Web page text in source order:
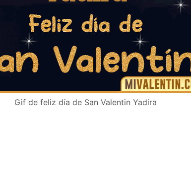
Gif de feliz día de San Valentin Yadira